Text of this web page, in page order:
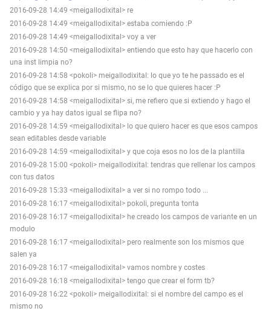
2016-09-28 14:49 <meigallodixital> re
2016-09-28 14:49 <meigallodixital> estaba comiendo :P
2016-09-28 14:49 <meigallodixital> voy a ver
2016-09-28 14:50 <meigallodixital> entiendo que esto hay que hacerlo con
una inst limpia no?
2016-09-28 14:58 <pokoli> meigallodixital: lo que yo te he passado es el
código que se explica por si mismo, no se lo que quieres hacer :P
2016-09-28 14:58 <meigallodixital> si, me refiero que si extiendo y hago el
cambio y ya hay datos igual se flipa no?
2016-09-28 14:59 <meigallodixital> lo que quiero hacer es que esos campos
sean editables desde variable
2016-09-28 14:59 <meigallodixital> y que coja esos no los de la plantilla
2016-09-28 15:00 <pokoli> meigallodixital: tendras que rellenar los campos
con tus datos
2016-09-28 15:33 <meigallodixital> a ver si no rompo todo ...
2016-09-28 16:17 <meigallodixital> pokoli, pregunta tonta
2016-09-28 16:17 <meigallodixital> he creado los campos de variante en un
modulo
2016-09-28 16:17 <meigallodixital> pero realmente son los mismos que
salen ya
2016-09-28 16:17 <meigallodixital> vamos nombre y costes
2016-09-28 16:18 <meigallodixital> tengo que crear el form tb?
2016-09-28 16:22 <pokoli> meigallodixital: si el nombre del campo es el
mismo no